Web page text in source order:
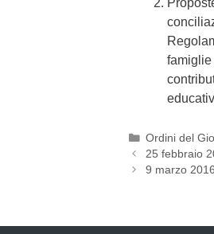
famiglie
Categories
Ordini del
Post
navigation
25 febbraio
9 marzo